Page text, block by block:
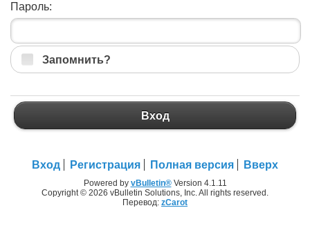
Пароль:
Запомнить?
Вход
Вход Регистрация Полная версия Вверх
Powered by vBulletin®Version 4.1.11
Copyright © 2026 vBulletin Solutions, Inc. All rights reserved.
Перевод: zCarot